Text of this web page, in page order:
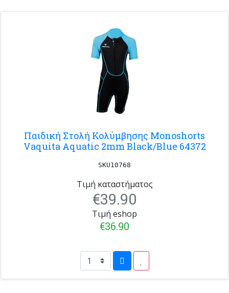
Παιδική Στολή Κολύμβησης Monoshorts
Vaquita Aquatic 2mm Black/Blue 64372
SKU10768
Τιμή καταστήματος
€39.90
Τιμή eshop
€36.90